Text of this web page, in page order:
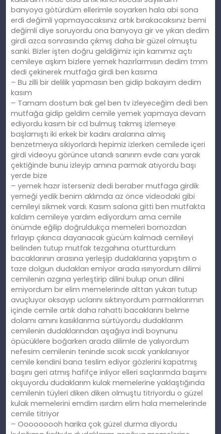
banyoya götürdüm ellerimle soyarken hala abi sona
erdi değimli yapmayacaksınız artık bırakacaksınız bemi
değimli diye soruyordu ona banyoya gir ve yıkan dedim
girdi azca sonrasında çıkmış daha bir güzel olmuştu
sanki. Bizler işten doğru geldiğimiz için karnımız açtı
cemileye aşkım bizlere yemek hazırlarmısın dedim tmm
dedi çekinerek mutfağa girdi ben kasıma
– Bu zilli bir delilik yapmasın ben gidip bakayım dedim
kasım
– Tamam dostum bak gel ben tv izleyeceğim dedi ben
mutfağa gidip geldim cemile yemek yapmaya devam
ediyordu kasım bir cd bulmuş takmış izlemeye
başlamıştı iki erkek bir kadını aralarına almış
benzetmeıya sikiyorlardı hepimiz izlerken cemilede içeri
girdi videoyu görünce utandı sanırım evde canı yarak
çektiğinde bunu izleyip amına parmak atıyordu başı
yerde bize
– yemek hazır isterseniz dedi beraber mutfaga girdik
yemeği yedik benim aklımda az önce videodaki gibi
cemileyi sikmek vardı. Kasım salona gitti ben mutfakta
kaldım cemileye yardım ediyordum ama cemile
önümde eğilip doğruldukça memeleri bornozdan
fırlayıp çıkınca dayanacak gücüm kalmadı cemileyi
belinden tutup mutfak tezgahına oturtturdum
bacaklarının arasına yerleşip dudaklarına yapıştım o
taze dolgun dudakları emiyor arada ısırıyordum dilimi
cemilenin azgına yerleştirip dilini bulup onun dilini
emiyordum bır elim memelerinde alttan yukarı tutup
avuçluyor oksayıp uclarını sıktırıyordum parmaklarımın
içinde cemile artık daha rahattı bacaklarını belıme
dolamı amını kasıklarıma sürtüyordu dudaklarım
cemilenin dudaklarından aşağıya indi boynunu
öpücüklere boğarken arada dilimle de yalıyordum
nefesim cemilenin teninde sıcak sıcak yankılanıyor
cemile kendini bana teslim ediyor gözlerini kapatmış
başını geri atmış hafifçe inliyor elleri saçlarımda başımı
okşuyordu dudaklarım kulak memelerine yaklaştığında
cemilenin tüyleri diken diken olmuştu titriyordu o güzel
kulak memelerini emdim ısırdım elim hala memelerinde
cemile titriyor
– Ooooooooh harika çok güzel durma diyordu